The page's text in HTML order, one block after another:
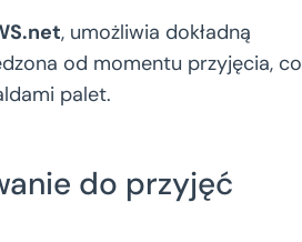
, umożliwia dokładną
od momentu przyjęcia, co
palet.
do przyjęć